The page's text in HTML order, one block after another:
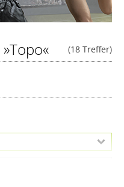
(18 Treffer)
»Topo«